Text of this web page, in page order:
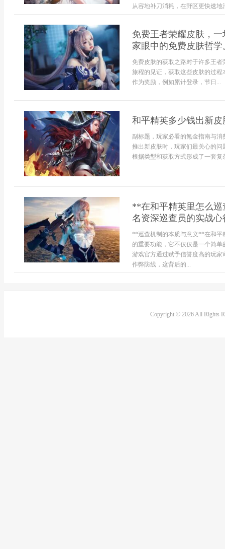
从容地补刀消耗，在野区更快速地
免费王者荣耀皮肤，
家眼中的免费皮肤哲学
免费皮肤的获取之路对于许多王
旅程的见证，获取这些皮肤的过
作为奖励，例如累计登录，节日...
和平精英多少钱出新
副标题，玩家必看的氪金指南与
推出新皮肤时，玩家们最关心的
根据类型和获取方式形成了一套
**在和平精英里怎么
名资深巡查员的实战
**巡查机制的本质与意义**在和平
的重要功能，它不仅仅是一个简
游戏官方通过赋予信誉度高的玩
作弊防线，这背后的...
Copyright © 2026 All Rights